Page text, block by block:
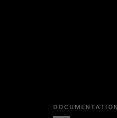
DOCUMENTATION